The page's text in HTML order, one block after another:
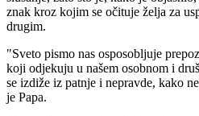
znak kroz kojim se očituje želja za
drugim.
"Sveto pismo nas osposobljuje
koji odjekuju u našem osobnom i
se izdiže iz patnje i nepravde, kako
je Papa.